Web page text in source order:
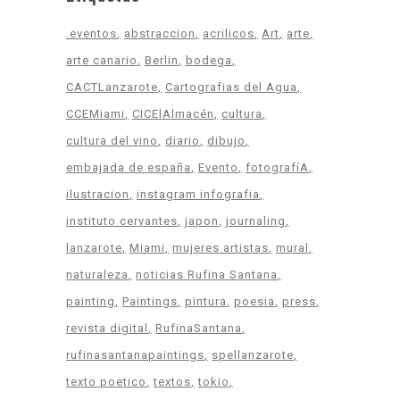
.eventos abstraccion acrilicos Art
arte
arte canario
Berlin
bodega
CACTLanzarote
Cartografias del Agua
CCEMiami
CICElAlmacén
cultura
cultura del vino
diario
dibujo
embajada de españa
Evento
fotografíA
ilustracion
instagram infografia
instituto cervantes japon
journaling
lanzarote Miami mujeres artistas mural
naturaleza
noticias Rufina Santana
painting
Paintings pintura poesia
press
revista digital
RufinaSantana
rufinasantanapaintings
spellanzarote
texto poetico
textos tokio